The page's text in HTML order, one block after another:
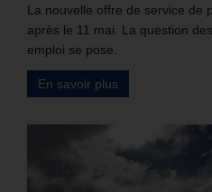
La nouvelle offre de service de
après le 11 mai. La question
emploi se pose.
En savoir plus